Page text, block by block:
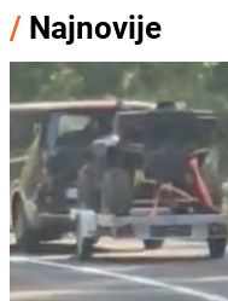
/ Najnovije